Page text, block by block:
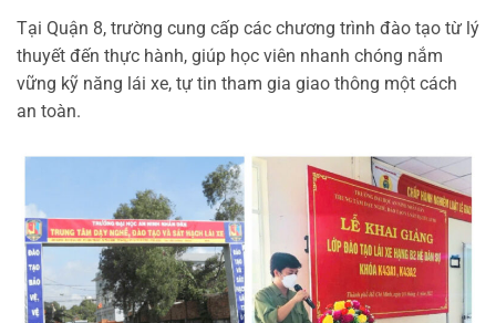
Tại Quận 8, trường cung cấp các chương trình đào tạo từ lý
thuyết đến thực hành, giúp học viên nhanh chóng nắm
vững kỹ năng lái xe, tự tin tham gia giao thông một cách
an toàn.